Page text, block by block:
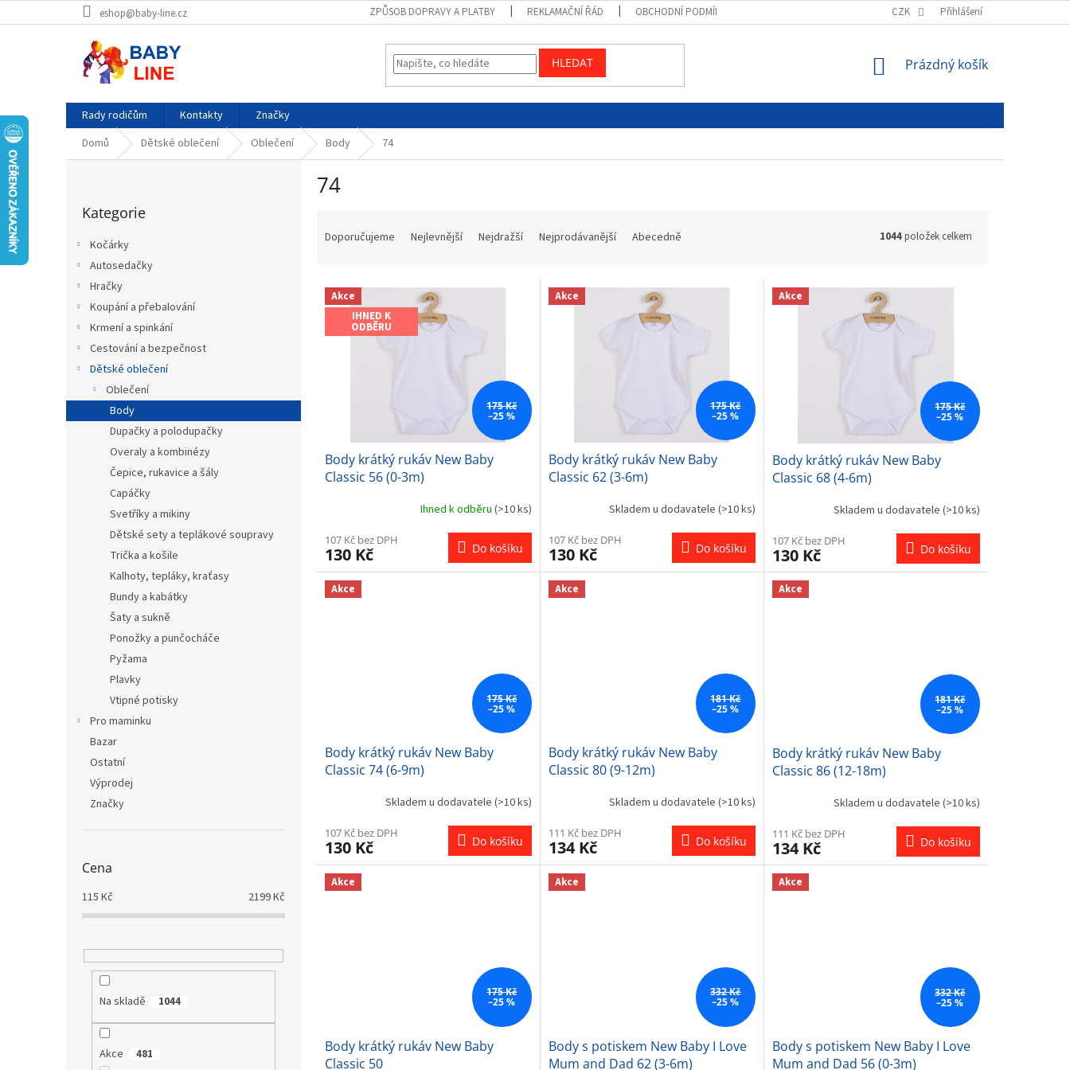
na
eshop@baby-line.cz ZPŮSOB DOPRAVY A PLATBY REKLAMAČNÍ ŘÁD OBCHODNÍ PODMÍNKY PODMÍNKY OCHRANY OSOBNÍCH ÚDAJŮ
CZK Přihlášení
HLEDAT
NÁKUPNÍ
Prázdný košík
Rady rodičům Kontakty
Značky
Domů
Dětské oblečení Oblečení Body 74
l
kategorie
Kategorie
Kočárky
Autosedačky
Hračky
Koupání a přebalování
Krmení a spinkání
Cestování a bezpečnost
Dětské oblečení
Oblečení
Body
Dupačky a polodupačky
Overaly a kombinézy
Čepice, rukavice a šály
Capáčky
Svetříky a mikiny
Dětské sety a teplákové soupravy
Trička a košile
Kalhoty, tepláky, kraťasy
Bundy a kabátky
Šaty a sukně
Ponožky a punčocháče
Pyžama
Plavky
Vtipné potisky
Pro maminku
Bazar
Ostatní
Výprodej
Značky
Cena
115 Kč 2199Kč
Na skladě 1044
Akce 481
74
n
Doporučujeme Nejlevnější Nejdražší Nejprodávanější Abecedně 1044položek celkem
V Akce
IHNED K
ODBĚRU
175 Kč
–25 %
Body krátký rukáv New Baby
Classic 56 (0-3m)
Ihned k odběru (>10 ks)
107 Kč bez DPH
130 Kč Do košíku
Akce
175 Kč
–25 %
Body krátký rukáv New Baby
Classic 62 (3-6m)
Skladem u dodavatele (>10 ks)
107 Kč bez DPH
130 Kč Do košíku
Akce
175 Kč
–25 %
Body krátký rukáv New Baby
Classic 68 (4-6m)
Skladem u dodavatele (>10 ks)
107 Kč bez DPH
130 Kč Do košíku
Akce
175 Kč
–25 %
Body krátký rukáv New Baby
Classic 74 (6-9m)
Skladem u dodavatele (>10 ks)
107 Kč bez DPH
130 Kč Do košíku
Akce
181 Kč
–25 %
Body krátký rukáv New Baby
Classic 80 (9-12m)
Skladem u dodavatele (>10 ks)
111 Kč bez DPH
134 Kč Do košíku
Akce
181 Kč
–25 %
Body krátký rukáv New Baby
Classic 86 (12-18m)
Skladem u dodavatele (>10 ks)
111 Kč bez DPH
134 Kč Do košíku
Akce
175 Kč
–25 %
Body krátký rukáv New Baby
Classic 50
Akce
332 Kč
–25 %
Body s potiskem New Baby I Love
Mum and Dad 62 (3-6m)
Akce
332 Kč
–25 %
Body s potiskem New Baby I Love
Mum and Dad 56 (0-3m)